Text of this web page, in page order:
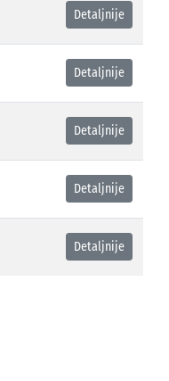
Detaljnije
Detaljnije
Detaljnije
Detaljnije
Detaljnije